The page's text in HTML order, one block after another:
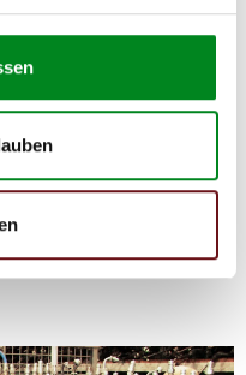
und Überholung
Leitungen, Spurstangen,
und entsorgt